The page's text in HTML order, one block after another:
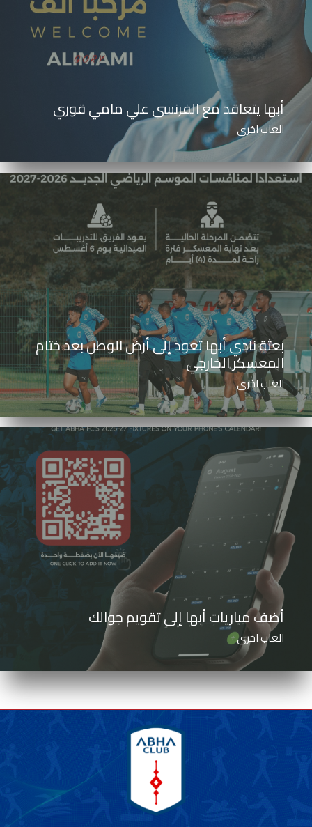
أبها يتعاقد مع الفرنسي علي مامي قوري
العاب اخرى
بعثة نادي أبها تعود إلى أرض الوطن بعد ختام
المعسكر الخارجي
العاب اخرى
أضف مباريات أبها إلى تقويم جوالك
العاب اخرى